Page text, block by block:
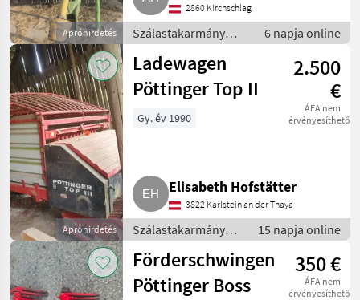
Apróhirdetés
2860 Kirchschlag
Szálastakarmány
betakarítók /
Rendfelszedő
pótkocsi
6 napja online
Apróhirdetés
Ladewagen
Pöttinger Top II
2.500
€
ÁFA nem
érvényesíthető
Gy. év 1990
Elisabeth Hofstätter
3822 Karlstein an der Thaya
Szálastakarmány
betakarítók /
Rendfelszedő
pótkocsi
15 napja online
Förderschwingen
Pöttinger Boss
350 €
ÁFA nem
érvényesíthető